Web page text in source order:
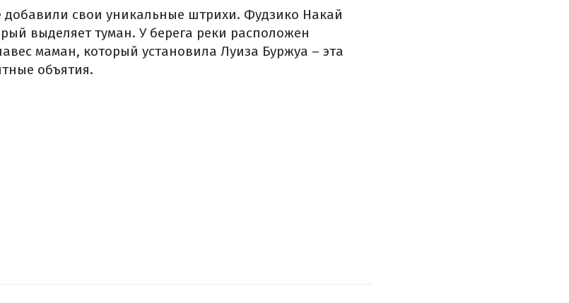
добавили свои уникальные штрихи. Фудзико Накай
выделяет туман. У берега реки расположен
маман, который установила Луиза Буржуа – эта
объятия.